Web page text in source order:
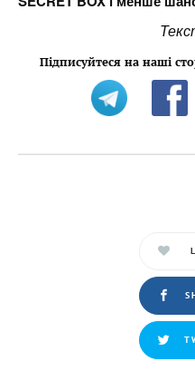
Підписуйтеся на наші